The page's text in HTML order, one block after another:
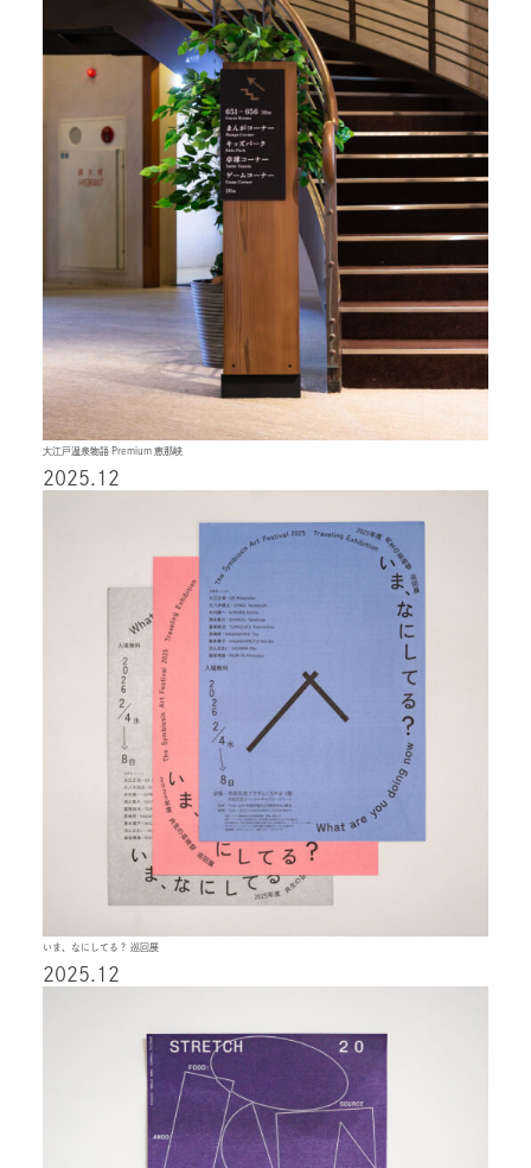
大江戸温泉物語 Premium 恵那峡
2025.12
いま、なにしてる？ 巡回展
2025.12